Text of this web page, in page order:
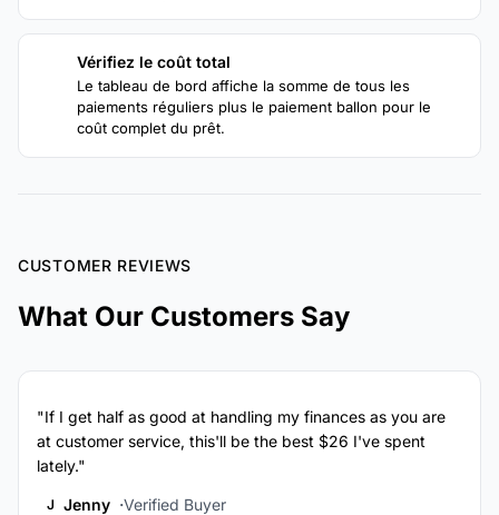
Vérifiez le coût total
Le tableau de bord affiche la somme de tous les
paiements réguliers plus le paiement ballon pour le
coût complet du prêt.
CUSTOMER REVIEWS
What Our Customers Say
"If I get half as good at handling my finances as you are
at customer service, this'll be the best $26 I've spent
lately."
J Jenny Verified Buyer